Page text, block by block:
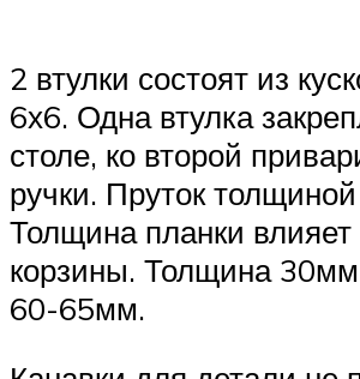
2 втулки состоят из
6х6. Одна втулка
столе, ко второй
ручки. Пруток
Толщина планки
корзины. Толщина
60-65мм.